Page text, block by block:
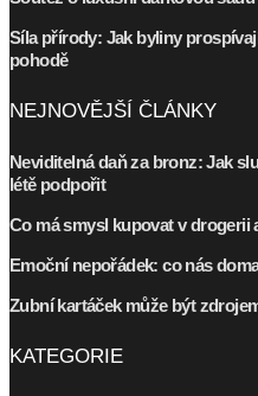
Síla přírody: Jak byliny
pohodě
NEJNOVĚJŠÍ ČLÁNKY
Neviditelná daň za bronz: Jak
létě podpořit
Co má smysl kupovat v drogerii
Emoční nepořádek: co nás
Zubní kartáček může být
KATEGORIE